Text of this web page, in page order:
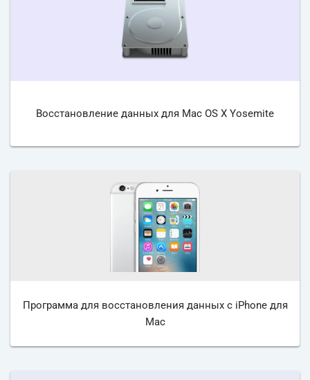
Восстановление данных для Mac OS X Yosemite
Программа для восстановления данных с iPhone для
Mac